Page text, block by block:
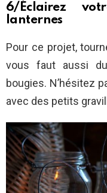
6/Éclairez
lanternes
Pour ce projet,
vous faut aussi
bougies. N’hésitez
avec des petits